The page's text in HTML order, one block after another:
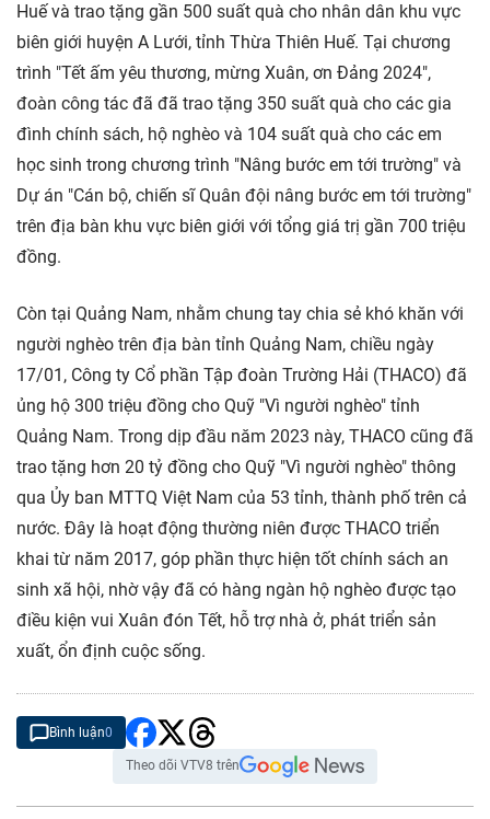
Huế và trao tặng gần 500 suất quà cho nhân dân khu vực
biên giới huyện A Lưới, tỉnh Thừa Thiên Huế. Tại chương
trình "Tết ấm yêu thương, mừng Xuân, ơn Đảng 2024",
đoàn công tác đã đã trao tặng 350 suất quà cho các gia
đình chính sách, hộ nghèo và 104 suất quà cho các em
học sinh trong chương trình "Nâng bước em tới trường" và
Dự án "Cán bộ, chiến sĩ Quân đội nâng bước em tới trường"
trên địa bàn khu vực biên giới với tổng giá trị gần 700 triệu
đồng.
Còn tại Quảng Nam, nhằm chung tay chia sẻ khó khăn với
người nghèo trên địa bàn tỉnh Quảng Nam, chiều ngày
17/01, Công ty Cổ phần Tập đoàn Trường Hải (THACO) đã
ủng hộ 300 triệu đồng cho Quỹ "Vì người nghèo" tỉnh
Quảng Nam. Trong dịp đầu năm 2023 này, THACO cũng đã
trao tặng hơn 20 tỷ đồng cho Quỹ "Vì người nghèo" thông
qua Ủy ban MTTQ Việt Nam của 53 tỉnh, thành phố trên cả
nước. Đây là hoạt động thường niên được THACO triển
khai từ năm 2017, góp phần thực hiện tốt chính sách an
sinh xã hội, nhờ vậy đã có hàng ngàn hộ nghèo được tạo
điều kiện vui Xuân đón Tết, hỗ trợ nhà ở, phát triển sản
xuất, ổn định cuộc sống.
Bình luận0
Theo dõi VTV8 trên